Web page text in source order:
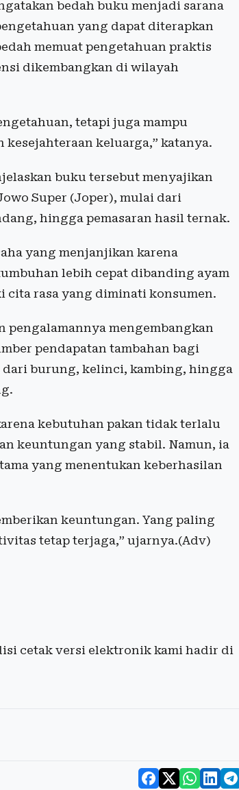
bedah buku menjadi sarana
yang dapat diterapkan
memuat pengetahuan praktis
dikembangkan di wilayah
tetapi juga mampu
keluarga,” katanya.
buku tersebut menyajikan
Super (Joper), mulai dari
hingga pemasaran hasil ternak.
yang menjanjikan karena
lebih cepat dibanding ayam
cita rasa yang diminati konsumen.
pengalamannya mengembangkan
pendapatan tambahan bagi
dari burung, kelinci, kambing, hingga
kebutuhan pakan tidak terlalu
keuntungan yang stabil. Namun, ia
yang menentukan keberhasilan
keuntungan. Yang paling
tetap terjaga,” ujarnya.(Adv)
cetak versi elektronik kami hadir di